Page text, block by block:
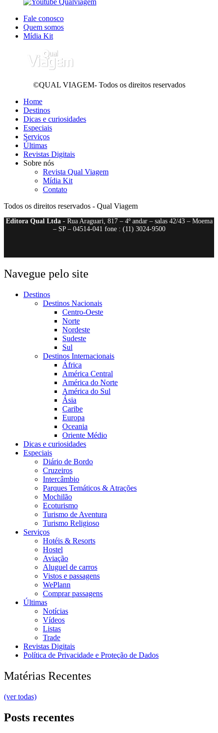
Fale conosco
Quem somos
Mídia Kit
©QUAL VIAGEM- Todos os direitos reservados
Home
Destinos
Dicas e curiosidades
Especiais
Serviços
Últimas
Revistas Digitais
Sobre nós
Revista Qual Viagem
Mídia Kit
Contato
Todos os direitos reservados - Qual Viagem
Editora Qual Ltda- Rua Araguari, 817 – 4º andar – salas 42/43 – Moema
– SP – 04514-041 fone : (11) 3024-9500
Navegue pelo site
Destinos
Destinos Nacionais
Centro-Oeste
Norte
Nordeste
Sudeste
Sul
Destinos Internacionais
África
América Central
América do Norte
América do Sul
Ásia
Caribe
Europa
Oceania
Oriente Médio
Dicas e curiosidades
Especiais
Diário de Bordo
Cruzeiros
Intercâmbio
Parques Temáticos & Atrações
Mochilão
Ecoturismo
Turismo de Aventura
Turismo Religioso
Serviços
Hotéis & Resorts
Hostel
Aviação
Aluguel de carros
Vistos e passagens
WePlann
Comprar passagens
Últimas
Notícias
Vídeos
Listas
Trade
Revistas Digitais
Política de Privacidade e Proteção de Dados
Matérias Recentes
(ver todas)
Posts recentes